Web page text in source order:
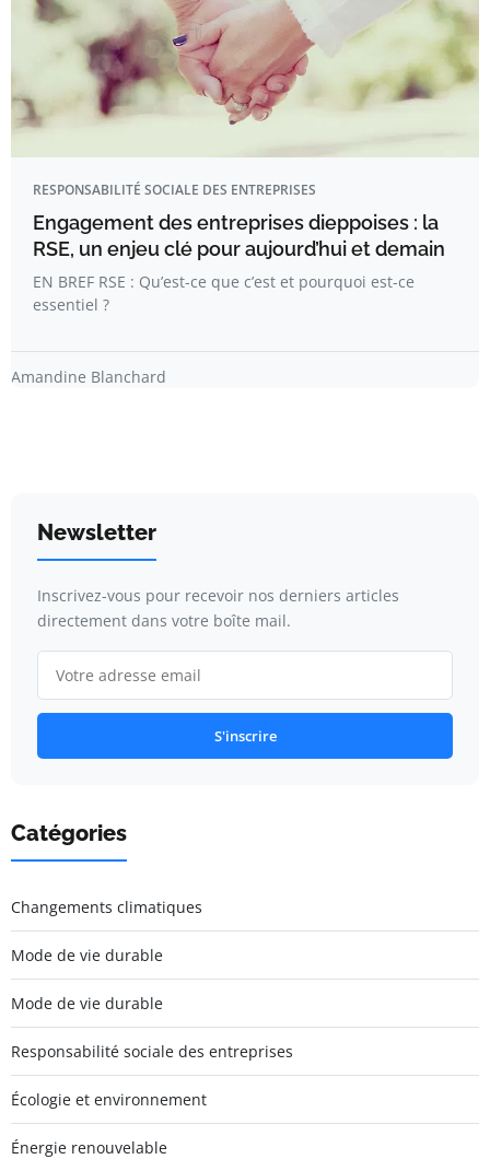
RESPONSABILITÉ SOCIALE DES ENTREPRISES
Engagement des entreprises dieppoises : la
RSE, un enjeu clé pour aujourd’hui et demain
EN BREF RSE : Qu’est-ce que c’est et pourquoi est-ce
essentiel ?
Amandine Blanchard
Newsletter
Inscrivez-vous pour recevoir nos derniers articles
directement dans votre boîte mail.
S'inscrire
Catégories
Changements climatiques
Mode de vie durable
Mode de vie durable
Responsabilité sociale des entreprises
Écologie et environnement
Énergie renouvelable